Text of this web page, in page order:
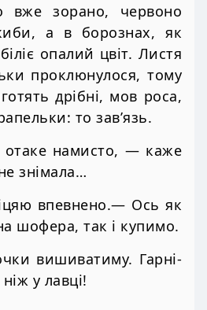
вже зорано, червоно
а в борознах, як
опалий цвіт. Листя
проклюнулося, тому
дрібні, мов роса,
то зав’язь.
намисто, — каже
знімала…
впевнено.— Ось як
шофера, так і купимо.
вишиватиму. Гарні-
у лавці!